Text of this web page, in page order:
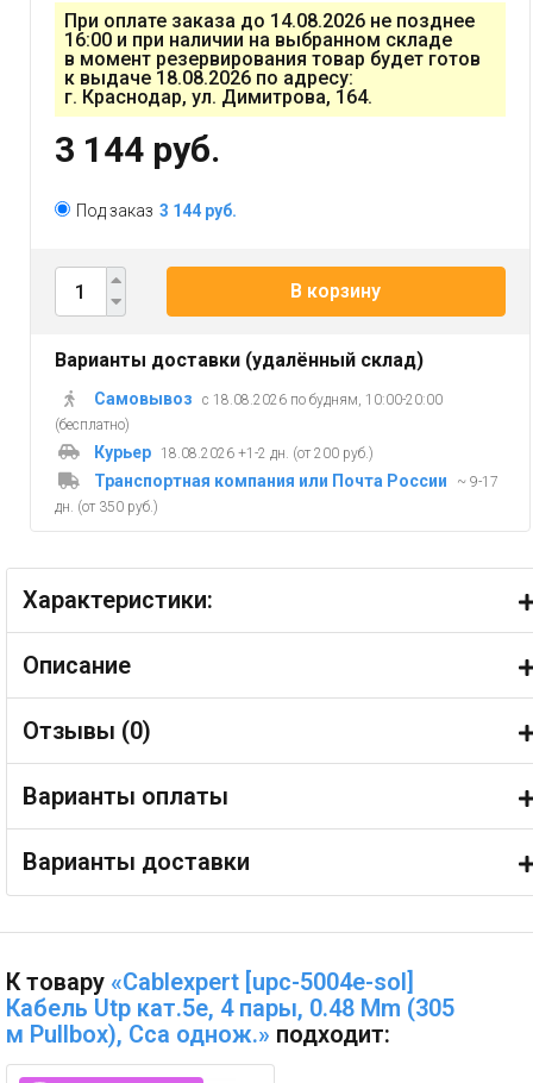
При оплате заказа до 14.08.2026 не позднее
16:00 и при наличии на выбранном складе
в момент резервирования товар будет готов
к выдаче 18.08.2026 по адресу:
г. Краснодар, ул. Димитрова, 164.
3 144 руб.
Под заказ 3 144 руб.
В корзину
Варианты доставки (удалённый склад)
Самовывоз
с 18.08.2026 по будням, 10:00-20:00
(бесплатно)
Курьер 18.08.2026 +1-2 дн. (от 200 руб.)
Транспортная компания или Почта России
~ 9-17
дн. (от 350 руб.)
Характеристики:
Описание
Отзывы (0)
Варианты оплаты
Варианты доставки
К товару «Cablexpert [upc-5004e-sol]
Кабель Utp кат.5e, 4 пары, 0.48 Mm (305
м Pullbox), Cca однож.» подходит: